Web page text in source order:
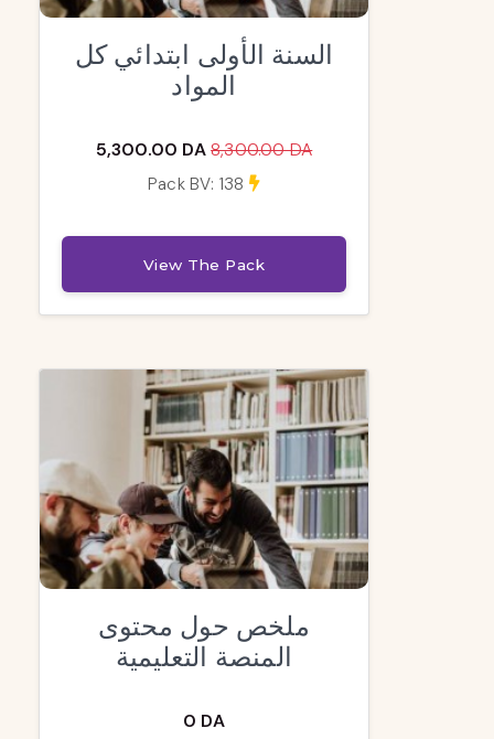
السنة الأولى ابتدائي كل
المواد
5,300.00 DA 8,300.00 DA
Pack BV: 138
View The Pack
ملخص حول محتوى
المنصة التعليمية
0 DA